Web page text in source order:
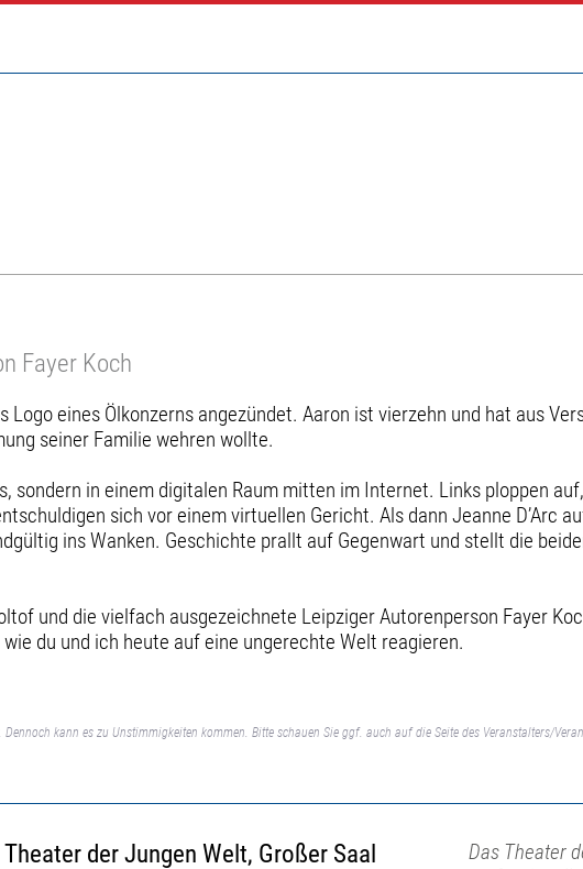
Fayer Koch
eines Ölkonzerns angezündet. Aaron ist vierzehn und hat aus
seiner Familie wehren wollte.
sondern in einem digitalen Raum mitten im Internet. Links ploppen
sich vor einem virtuellen Gericht. Als dann Jeanne D’Arc
ins Wanken. Geschichte prallt auf Gegenwart und stellt die
und die vielfach ausgezeichnete Leipziger Autorenperson Fayer
du und ich heute auf eine ungerechte Welt reagieren.
kann es zu Unstimmigkeiten kommen. Bitte schauen Sie ggf. auch auf die Seite des Veranstalters/
Theater der Jungen Welt, Großer Saal
Das Theater